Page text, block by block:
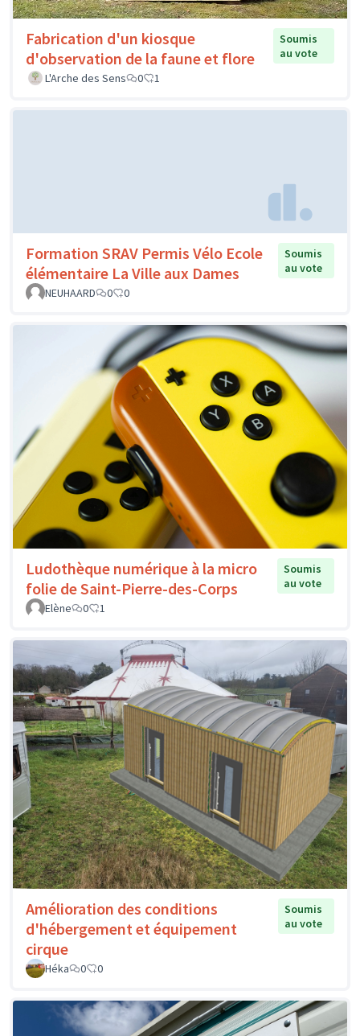
Fabrication d'un kiosque
d'observation de la faune et flore
Soumis
au vote
L'Arche des Sens
0 1
Formation SRAV Permis Vélo Ecole
élémentaire La Ville aux Dames
Soumis
au vote
NEUHAARD
0 0
Ludothèque numérique à la micro
folie de Saint-Pierre-des-Corps
Soumis
au vote
Elène
0 1
Amélioration des conditions
d'hébergement et équipement
cirque
Soumis
au vote
Héka 0 0